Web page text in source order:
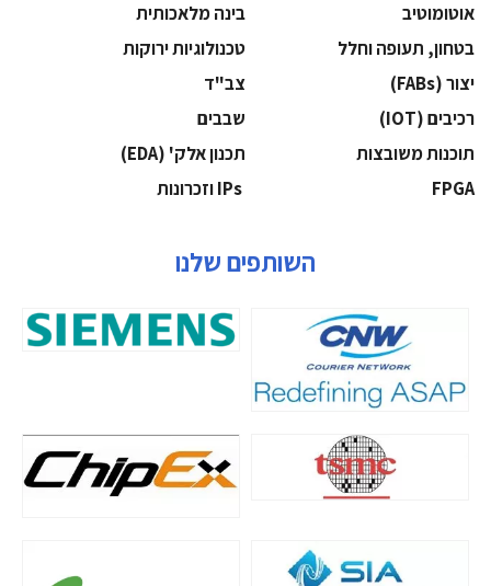
אוטומוטיב
בינה מלאכותית
בטחון, תעופה וחלל
‫טכנולוגיות ירוקות‬
‫יצור (‪(FABs‬‬
‫צב"ד‬
‫רכיבים‬ (IOT)
‫שבבים‬
‫תוכנות משובצות‬
‫תכנון אלק' (‪(EDA‬‬
‫‪FPGA‬‬
השותפים שלנו